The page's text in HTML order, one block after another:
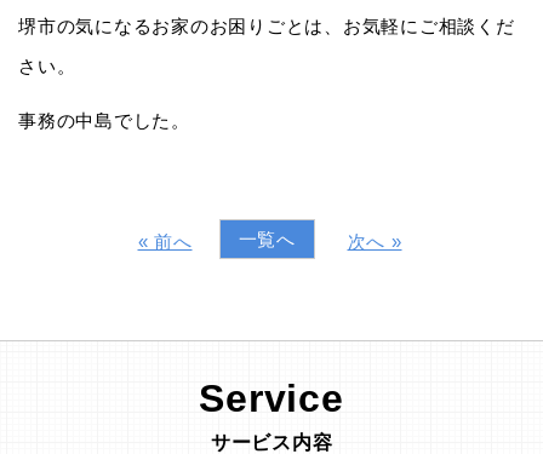
堺市の気になるお家のお困りごとは、お気軽にご相談くだ
さい。
事務の中島でした。
« 前へ 一覧へ 次へ »
Service
サービス内容